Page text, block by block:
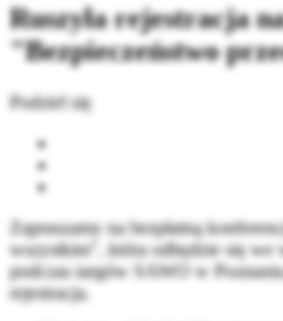
Ruszyła rejestracja
"Bezpieczeństwo
Podziel się
Zapraszamy na bezpłatną
wszystkim", która odbędzie się we
podczas targów SAWO w
rejestracja.